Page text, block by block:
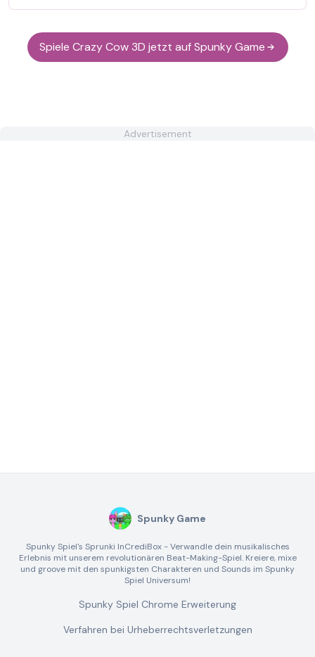
Spiele Crazy Cow 3D jetzt auf Spunky Game
Advertisement
Spunky Game
Spunky Spiel's Sprunki InCrediBox - Verwandle dein musikalisches
Erlebnis mit unserem revolutionären Beat-Making-Spiel. Kreiere, mixe
und groove mit den spunkigsten Charakteren und Sounds im Spunky
Spiel Universum!
Spunky Spiel Chrome Erweiterung
Verfahren bei Urheberrechtsverletzungen